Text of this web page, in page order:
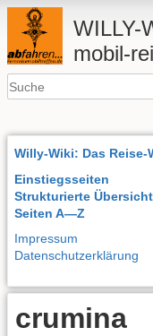
WILLY-
mobil-
Willy-Wiki: Das Reise-
Einstiegsseiten
Strukturierte
Seiten A—Z
Impressum
Datenschutzerklärung
crumina